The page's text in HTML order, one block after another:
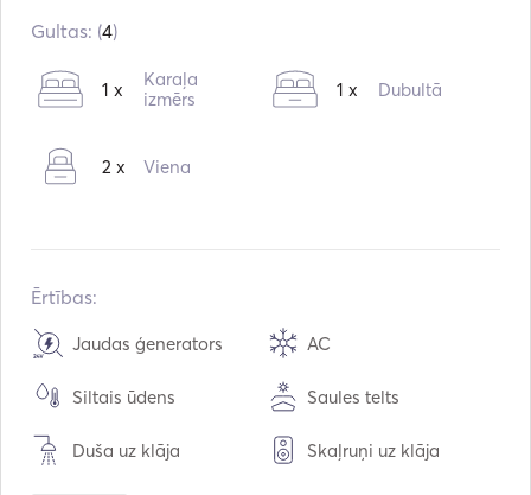
Pārbūve:03 / 2023
Degvielas veids:Dīzeļdegviela
Ūdens ietilpība:500
Gultas: (4)
1 x
Karaļa
izmērs
1 x Dubultā
2 x Viena
Ērtības:
Jaudas ģenerators AC
Siltais ūdens Saules telts
Duša uz klāja Skaļruņi uz klāja